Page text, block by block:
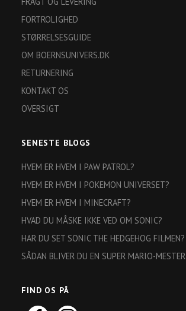
FORTROLIGHED
STØRRELSESGUIDE
OM BOERNSUNIVERS.DK
RETURNERING
KONTAKT OS
OVERSIGT
SENESTE BLOGS
HVEM ER HVEM I PAW PATROL?
HVEM ER HVEM I POKEMON UNIVERSET?
HVEM ER HVEM I MINECRAFT?
HVAD DU MÅSKE IKKE VED OM SONIC?
HAR DU SET SONIC THE HEDGEHOG FILMEN?
SÅDAN BLIVER DU EN SUPER MARIO-MESTER
FIND OS PÅ